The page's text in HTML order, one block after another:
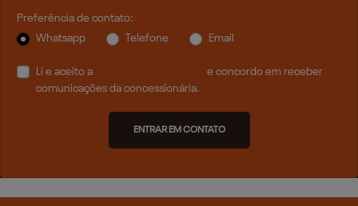
Preferência de contato:
Whatsapp
Telefone Email
Li e aceito a
e concordo em receber
comunicações da concessionária.
ENTRAR EM CONTATO